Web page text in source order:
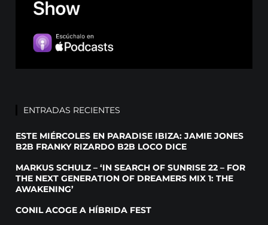
ENTRADAS RECIENTES
ESTE MIÉRCOLES EN PARADISE IBIZA: JAMIE JONES
B2B FRANKY RIZARDO B2B LOCO DICE
MARKUS SCHULZ – ‘IN SEARCH OF SUNRISE 22 – FOR
THE NEXT GENERATION OF DREAMERS MIX 1: THE
AWAKENING’
CONIL ACOGE A HÍBRIDA FEST